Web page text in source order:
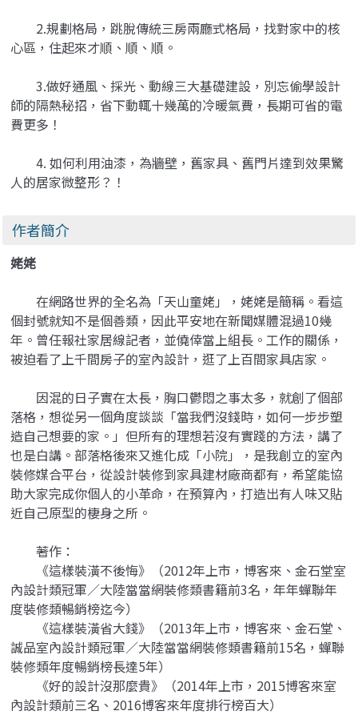
2.規劃格局，跳脫傳統三房兩廳式格局，找對家中的核
心區，住起來才順、順、順。
3.做好通風、採光、動線三大基礎建設，別忘偷學設計
師的隔熱秘招，省下動輒十幾萬的冷暖氣費，長期可省的電
費更多！
4. 如何利用油漆，為牆壁，舊家具、舊門片達到效果驚
人的居家微整形？！
作者簡介
姥姥
在網路世界的全名為「天山童姥」，姥姥是簡稱。看這
個封號就知不是個善類，因此平安地在新聞媒體混過10幾
年。曾任報社家居線記者，並僥倖當上組長。工作的關係，
被迫看了上千間房子的室內設計，逛了上百間家具店家。
因混的日子實在太長，胸口鬱悶之事太多，就創了個部
落格，想從另一個角度談談「當我們沒錢時，如何一步步塑
造自己想要的家。」但所有的理想若沒有實踐的方法，講了
也是白講。部落格後來又進化成「小院」，是我創立的室內
裝修媒合平台，從設計裝修到家具建材廠商都有，希望能協
助大家完成你個人的小革命，在預算內，打造出有人味又貼
近自己原型的棲身之所。
著作：
《這樣裝潢不後悔》（2012年上市，博客來、金石堂室
內設計類冠軍／大陸當當網裝修類書籍前3名，年年蟬聯年
度裝修類暢銷榜迄今）
《這樣裝潢省大錢》（2013年上市，博客來、金石堂、
誠品室內設計類冠軍／大陸當當網裝修類書籍前15名，蟬聯
裝修類年度暢銷榜長達5年）
《好的設計沒那麼貴》（2014年上市，2015博客來室
內設計類前三名、2016博客來年度排行榜百大）